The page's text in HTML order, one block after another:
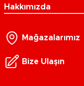
Hakkımızda
Mağazalarımız
Bize Ulaşın